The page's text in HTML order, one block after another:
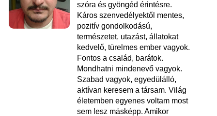
szóra és gyöngéd érintésre.
Káros szenvedélyektől mentes,
pozitív gondolkodású,
természetet, utazást, állatokat
kedvelő, türelmes ember vagyok.
Fontos a család, barátok.
Mondhatni mindenevő vagyok.
Szabad vagyok, egyedülálló,
aktívan keresem a társam. Világ
életemben egyenes voltam most
sem lesz másképp. Amikor